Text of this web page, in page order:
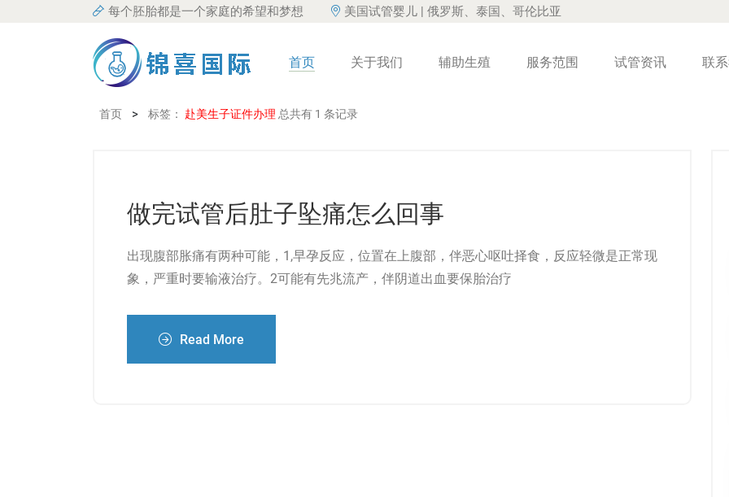
每个胚胎都是一个家庭的希望和梦想 美国试管婴儿 | 俄罗斯、泰国、哥伦比亚
首页 关于我们 辅助生殖 服务范围 试管资讯 联
首页 > 标签： 赴美生子证件办理 总共有 1 条记录
做完试管后肚子坠痛怎么回事
出现腹部胀痛有两种可能，1,早孕反应，位置在上腹部，伴恶心呕吐择食，反应轻微是正常现
象，严重时要输液治疗。2可能有先兆流产，伴阴道出血要保胎治疗
Read More